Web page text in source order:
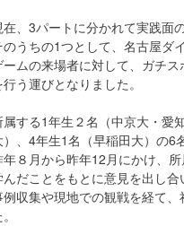
在、3パートに分かれて実践面
のうちの1つとして、名古屋ダ
ームの来場者に対して、ガチ
う運びとなりました。
属する1年生２名（中京大・愛
）、4年生1名（早稲田大）の6
年８月から昨年12月にかけ、
んだことをもとに意見を出し合
例収集や現地での観戦を経て